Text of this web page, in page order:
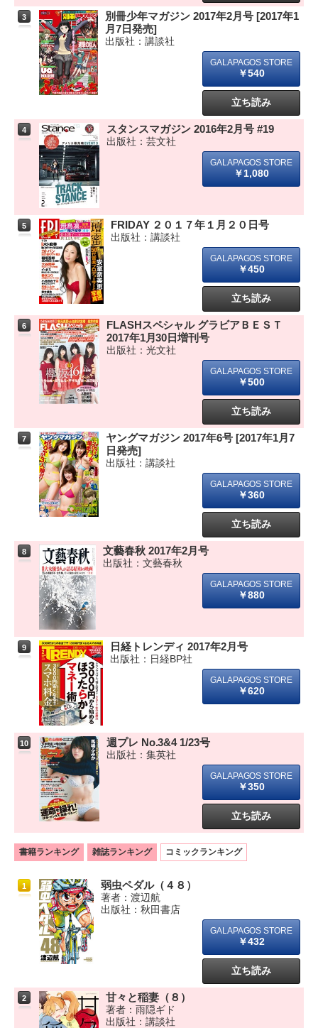
3
別冊少年マガジン 2017年2月号 [2017年1
月7日発売]
出版社：講談社
￥540
立ち読み
4 スタンスマガジン 2016年2月号 #19
出版社：芸文社
￥1,080
5 FRIDAY ２０１７年１月２０日号
出版社：講談社
￥450
立ち読み
6
FLASHスペシャル グラビアＢＥＳＴ
2017年1月30日増刊号
出版社：光文社
￥500
立ち読み
7
ヤングマガジン 2017年6号 [2017年1月7
日発売]
出版社：講談社
￥360
立ち読み
8 文藝春秋 2017年2月号
出版社：文藝春秋
￥880
9 日経トレンディ 2017年2月号
出版社：日経BP社
￥620
10 週プレ No.3&4 1/23号
出版社：集英社
￥350
立ち読み
書籍ランキング 雑誌ランキング コミックランキング
1 弱虫ペダル（４８）
著者：渡辺航
出版社：秋田書店
￥432
立ち読み
2 甘々と稲妻（８）
著者：雨隠ギド
出版社：講談社